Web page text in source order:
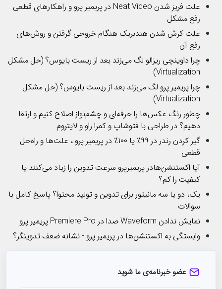
علت فریز شدن Neat Video در پریمیر پرو و راهکارهای قطعی
رفع مشکل
علت کرش شدن هندبریک هنگام خروجی گرفتن و روش‌های
رفع آن
چرا داوینچی ریزالو لگ می‌زند بعد از ریست بایوس؟ (حل مشکل
Virtualization)
چرا پریمیر پرو لگ می‌زند بعد از ریست بایوس؟ (حل مشکل
Virtualization)
چطور رنگ عکس‌ها را حرفه‌ای و چشم‌نواز اصلاح کنیم و ارتقا
دهیم؟ در طراحی با فتوشاپ و کمرا راو و لایتروم
گیر کردن رندر در ۹۹٪ یا ۱۰۰٪ در پریمیر پرو ، علت‌ها و راه‌حل
قطعی
آیا اکستنشن‌هادر پریمیرپرو سرعت تدوین را زیاد می‌کنند یا
کیفیت را کم؟
یک، دو یا سه مانیتور برای تدوین و تولید محتوا؟ پاسخ کامل با
سوالات
نمایش ندادن Waveform صدا در Premiere Pro پریمیر پرو
وابستگی به اکستنشن‌ها در پریمیر پرو - نشانه ضعف تدوینگر؟
عضو خبرنامه‌ی ما شوید